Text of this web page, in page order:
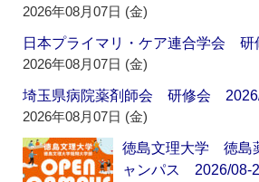
2026年08月07日 (金)
日本プライマリ・ケア連合学会
2026年08月07日 (金)
埼玉県病院薬剤師会 研修会
2026年08月07日 (金)
徳島文理大学 徳島
ャンパス 2026/08-